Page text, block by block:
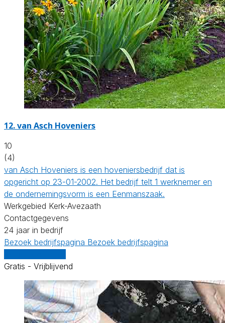
12.van Asch Hoveniers
10
(4)
van Asch Hoveniers is een hoveniersbedrijf dat is
opgericht op 23-01-2002. Het bedrijf telt 1 werknemer en
de ondernemingsvorm is een Eenmanszaak.
Werkgebied Kerk-Avezaath
Contactgegevens
24 jaar in bedrijf
Bezoek bedrijfspagina Bezoek bedrijfspagina
Gratis - Vrijblijvend